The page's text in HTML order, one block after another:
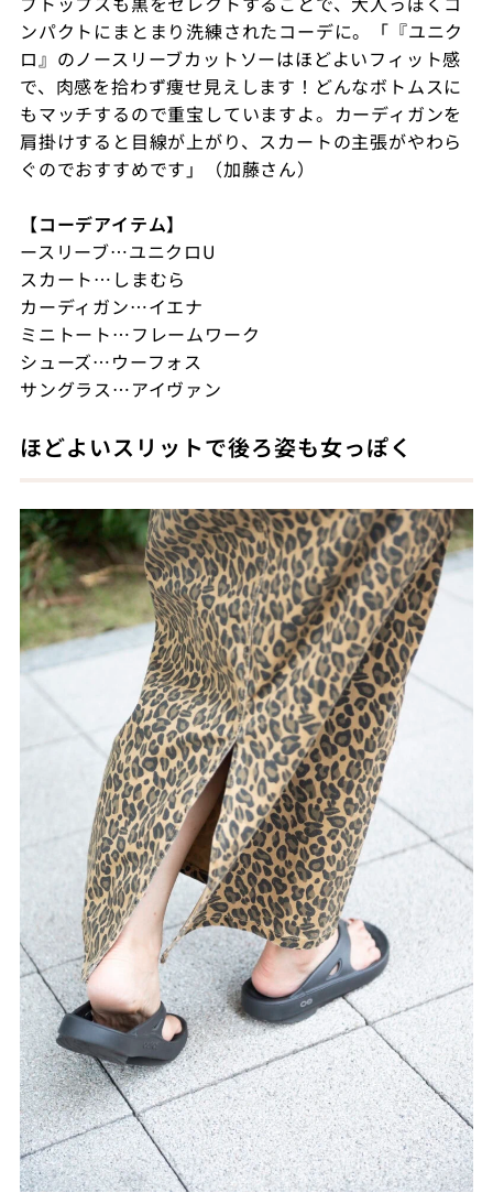
ンパクトにまとまり洗練されたコーデに。「『ユニク
ロ』のノースリーブカットソーはほどよいフィット感
で、肉感を拾わず痩せ見えします！どんなボトムスに
もマッチするので重宝していますよ。カーディガンを
肩掛けすると目線が上がり、スカートの主張がやわら
ぐのでおすすめです」（加藤さん）
【コーデアイテム】
ースリーブ…ユニクロU
スカート…しまむら
カーディガン…イエナ
ミニトート…フレームワーク
シューズ…ウーフォス
サングラス…アイヴァン
ほどよいスリットで後ろ姿も女っぽく